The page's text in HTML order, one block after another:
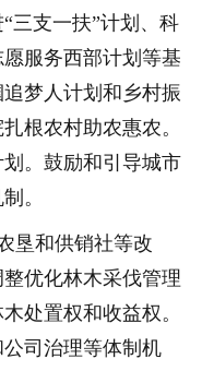
三支一扶”计划、科
服务西部计划等基
梦人计划和乡村振
根农村助农惠农。
。鼓励和引导城市
。
垦和供销社等改
优化林木采伐管理
处置权和收益权。
司治理等体制机